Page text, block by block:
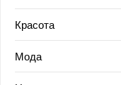
Красота
Мода